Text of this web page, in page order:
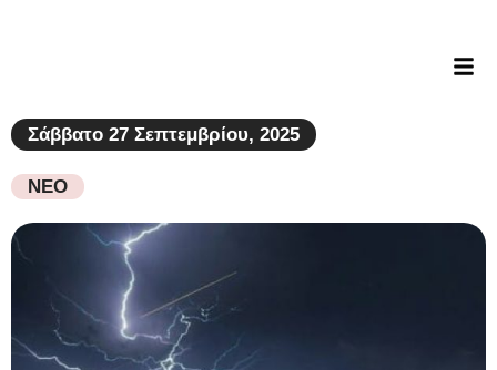
Σάββατο 27 Σεπτεμβρίου, 2025
ΝΕΟ